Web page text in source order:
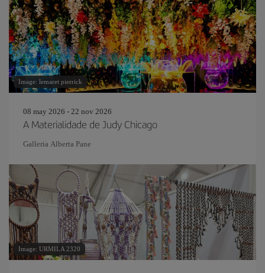
Image: lemaret pierrick
08 may 2026 - 22 nov 2026
A Materialidade de Judy Chicago
Galleria Alberta Pane
Image: URMILA 2320